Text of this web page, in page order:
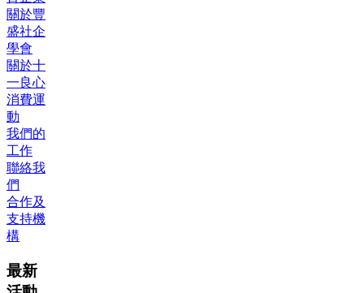
關於豐
盛社企
學會
關於十
一良心
消費運
動
我們的
工作
聯絡我
們
合作及
支持機
構
最新